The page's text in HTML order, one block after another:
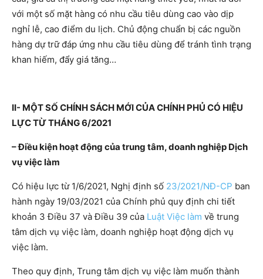
với một số mặt hàng có nhu cầu tiêu dùng cao vào dịp
nghỉ lễ, cao điểm du lịch. Chủ động chuẩn bị các nguồn
hàng dự trữ đáp ứng nhu cầu tiêu dùng để tránh tình trạng
khan hiếm, đẩy giá tăng…
II- MỘT SỐ CHÍNH SÁCH MỚI CỦA CHÍNH PHỦ CÓ HIỆU
LỰC TỪ THÁNG6/2021
– Điều kiện hoạt động của trung tâm, doanh nghiệp Dịch
vụ việc làm
Có hiệu lực từ 1/6/2021, Nghị định số 23/2021/NĐ-CP ban
hành ngày 19/03/2021 của Chính phủ quy định chi tiết
khoản 3 Điều 37 và Điều 39 của Luật Việc làm về trung
tâm dịch vụ việc làm, doanh nghiệp hoạt động dịch vụ
việc làm.
Theo quy định, Trung tâm dịch vụ việc làm muốn thành